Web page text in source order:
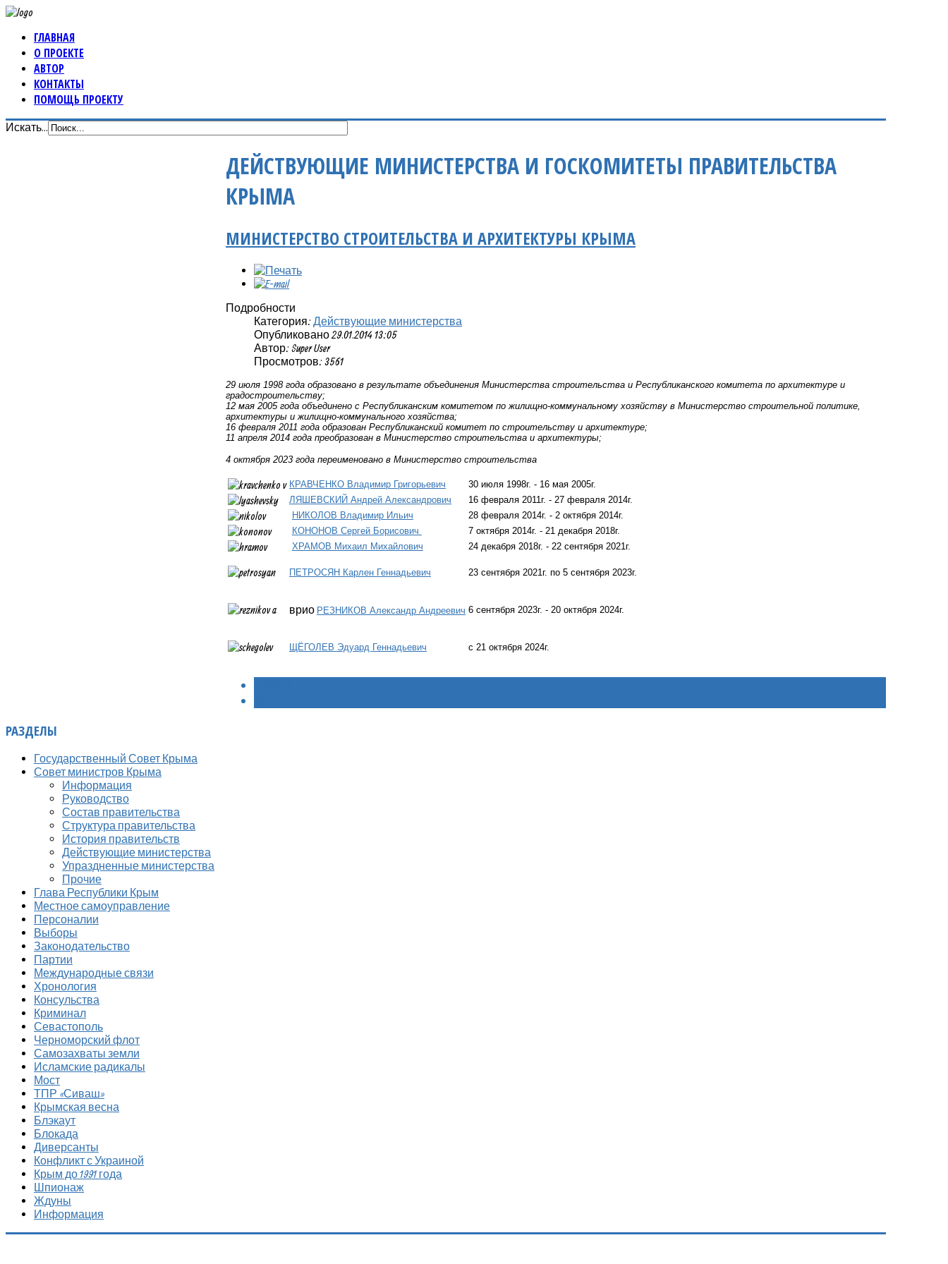
ГЛАВНАЯ
О ПРОЕКТЕ
АВТОР
КОНТАКТЫ
ПОМОЩЬ ПРОЕКТУ
Искать...
ДЕЙСТВУЮЩИЕ МИНИСТЕРСТВА И ГОСКОМИТЕТЫ ПРАВИТЕЛЬСТВА
КРЫМА
МИНИСТЕРСТВО СТРОИТЕЛЬСТВА И АРХИТЕКТУРЫ КРЫМА
Подробности
Категория: Действующие министерства
Опубликовано 29.01.2014 13:05
Автор: Super User
Просмотров: 3561
29 июля 1998 года образовано в результате объединения Министерства строительства и Республиканского комитета по архитектуре и
градостроительству;
12 мая 2005 года объединено с Республиканским комитетом по жилищно-коммунальному хозяйству в Министерство строительной политике,
архитектуры и жилищно-коммунального хозяйства;
16 февраля 2011 года образован Республиканский комитет по строительству и архитектуре;
11 апреля 2014 года преобразован в Министерство строительства и архитектуры;
4 октября 2023 года переименовано в Министерство строительства
КРАВЧЕНКО Владимир Григорьевич
30 июля 1998г. - 16 мая 2005г.
ЛЯШЕВСКИЙ Андрей Александрович
16 февраля 2011г. - 27 февраля 2014г.
НИКОЛОВ Владимир Ильич
28 февраля 2014г. - 2 октября 2014г.
КОНОНОВ Сергей Борисович
7 октября 2014г. - 21 декабря 2018г.
ХРАМОВ Михаил Михайлович
24 декабря 2018г. - 22 сентября 2021г.
ПЕТРОСЯН Карлен Геннадьевич 23 сентября 2021г. по 5 сентября 2023г.
врио РЕЗНИКОВ Александр Андреевич 6 сентября 2023г. - 20 октября 2024г.
ЩЁГОЛЕВ Эдуард Геннадьевич с 21 октября 2024г.
РАЗДЕЛЫ
Государственный Совет Крыма
Совет министров Крыма
Информация
Руководство
Состав правительства
Структура правительства
История правительств
Действующие министерства
Упраздненные министерства
Прочие
Глава Республики Крым
Местное самоуправление
Персоналии
Выборы
Законодательство
Партии
Международные связи
Хронология
Консульства
Криминал
Севастополь
Черноморский флот
Самозахваты земли
Исламские радикалы
Мост
ТПР «Сиваш»
Крымская весна
Блэкаут
Блокада
Диверсанты
Конфликт с Украиной
Крым до 1991 года
Шпионаж
Ждуны
Информация